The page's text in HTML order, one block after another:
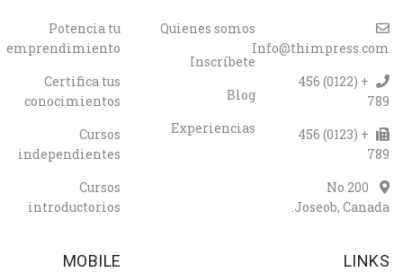
Info@thimpress.com
+ (0122) 456
789
+ (0123) 456
789
No 200
Joseob, Canada.
Quienes somos
Inscríbete
Blog
Experiencias
Potencia tu
emprendimiento
Certifica tus
conocimientos
Cursos
independientes
Cursos
introductorios
LINKS
MOBILE